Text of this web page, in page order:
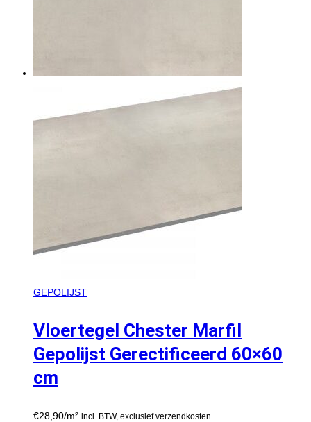
GEPOLIJST
Vloertegel Chester Marfil
Gepolijst Gerectificeerd 60×60
cm
€28,90/m² incl. BTW, exclusief verzendkosten